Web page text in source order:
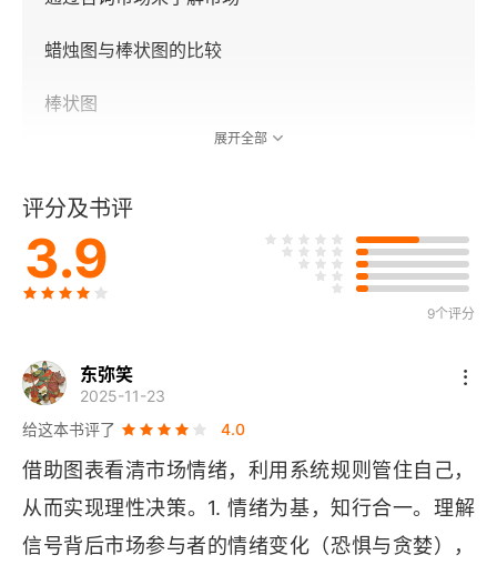
蜡烛图与棒状图的比较
棒状图
蜡烛图的形状
消除情绪的影响，进行推理判断
成为能够盈利的蜡烛图投资者
抓住胜率最大的交易机会
基本面分析与技术分析的比较
理念：坚定投资信仰的核心
展开全部
评分及书评
3.9
9个评分
东弥笑
2025-11-23
给这本书评了
4.0
借助图表看清市场情绪，利用系统规则管住自己，
从而实现理性决策。1. 情绪为基，知行合一。理解
信号背后市场参与者的情绪变化（恐惧与贪婪），